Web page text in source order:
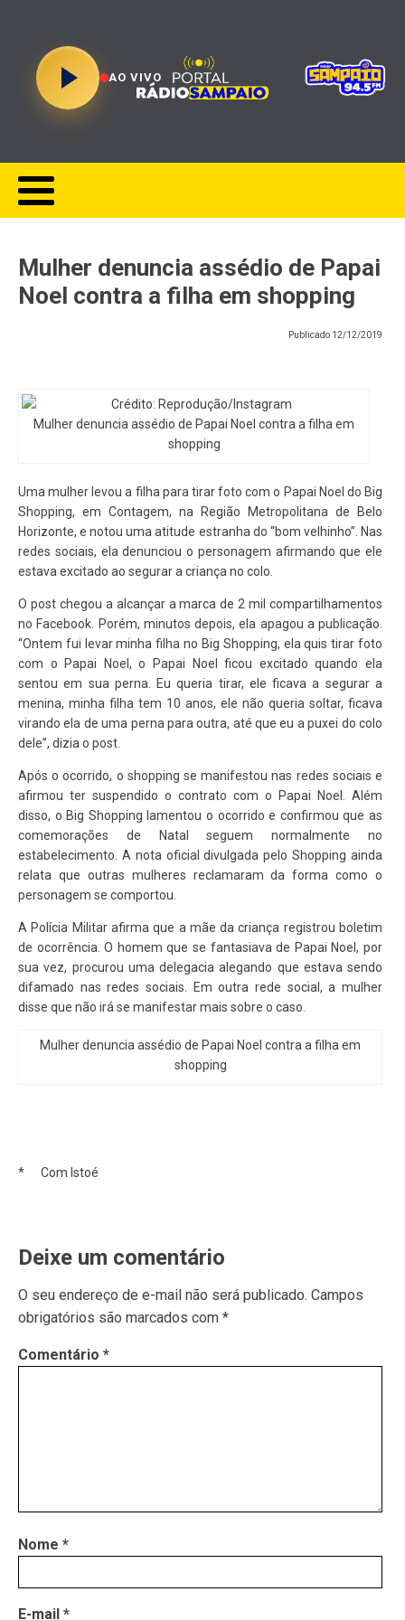
AO VIVO
Mulher denuncia assédio de Papai
Noel contra a filha em shopping
Publicado 12/12/2019
Mulher denuncia assédio de Papai Noel contra a filha em
shopping
Uma mulher levou a filha para tirar foto com o Papai Noel do Big
Shopping, em Contagem, na Região Metropolitana de Belo
Horizonte, e notou uma atitude estranha do “bom velhinho”. Nas
redes sociais, ela denunciou o personagem afirmando que ele
estava excitado ao segurar a criança no colo.
O post chegou a alcançar a marca de 2 mil compartilhamentos
no Facebook. Porém, minutos depois, ela apagou a publicação.
“Ontem fui levar minha filha no Big Shopping, ela quis tirar foto
com o Papai Noel, o Papai Noel ficou excitado quando ela
sentou em sua perna. Eu queria tirar, ele ficava a segurar a
menina, minha filha tem 10 anos, ele não queria soltar, ficava
virando ela de uma perna para outra, até que eu a puxei do colo
dele”, dizia o post.
Após o ocorrido, o shopping se manifestou nas redes sociais e
afirmou ter suspendido o contrato com o Papai Noel. Além
disso, o Big Shopping lamentou o ocorrido e confirmou que as
comemorações de Natal seguem normalmente no
estabelecimento. A nota oficial divulgada pelo Shopping ainda
relata que outras mulheres reclamaram da forma como o
personagem se comportou.
A Polícia Militar afirma que a mãe da criança registrou boletim
de ocorrência. O homem que se fantasiava de Papai Noel, por
sua vez, procurou uma delegacia alegando que estava sendo
difamado nas redes sociais. Em outra rede social, a mulher
disse que não irá se manifestar mais sobre o caso.
Mulher denuncia assédio de Papai Noel contra a filha em
shopping
* Com Istoé
Deixe um comentário
O seu endereço de e-mail não será publicado. Campos
obrigatórios são marcados com *
Comentário *
Nome *
E-mail *